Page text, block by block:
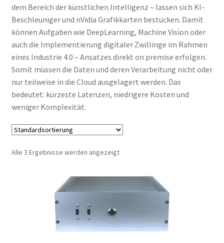
Kasse
Kontakt
My account
Zahlung & Versand
dem Bereich der künstlichen Intelligenz – lassen sich KI-
Beschleuniger und nVidia Grafikkarten bestücken. Damit
können Aufgaben wie DeepLearning, Machine Vision oder
auch die Implementierung digitaler Zwillinge im Rahmen
eines Industrie 4.0 – Ansatzes direkt on premise erfolgen.
Somit müssen die Daten und deren Verarbeitung nicht oder
nur teilweise in die Cloud ausgelagert werden. Das
bedeutet: kürzeste Latenzen, niedrigere Kosten und
weniger Komplexität.
Alle 3 Ergebnisse werden angezeigt